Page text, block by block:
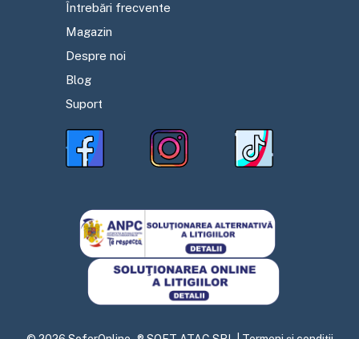
Întrebări frecvente
Magazin
Despre noi
Blog
Suport